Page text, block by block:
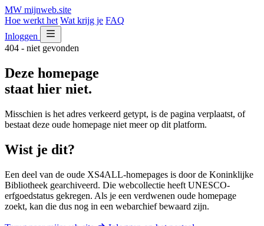
MW mijnweb.site
Hoe werkt het Wat krijg je FAQ
Inloggen
404 - niet gevonden
Deze homepage
staat hier niet.
Misschien is het adres verkeerd getypt, is de pagina verplaatst, of
bestaat deze oude homepage niet meer op dit platform.
Wist je dit?
Een deel van de oude XS4ALL-homepages is door de Koninklijke
Bibliotheek gearchiveerd. Die webcollectie heeft UNESCO-
erfgoedstatus gekregen. Als je een verdwenen oude homepage
zoekt, kan die dus nog in een webarchief bewaard zijn.